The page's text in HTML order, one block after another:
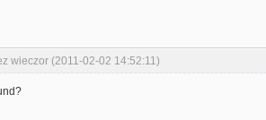
wieczor (2011-02-02 14:52:11)